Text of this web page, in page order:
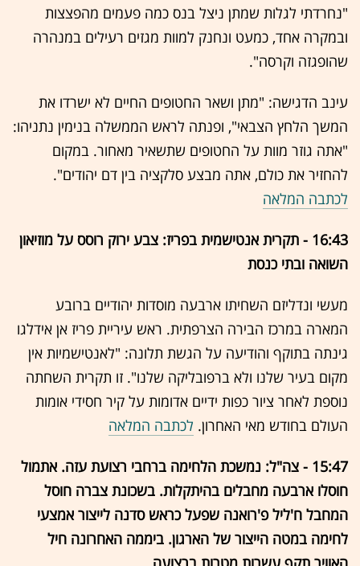
"נחרדתי לגלות שמתן ניצל בנס כמה פעמים מהפצצות
ובמקרה אחד, כמעט ונחנק למוות מגזים רעילים במנהרה
שהופגזה וקרסה".
עינב הדגישה: "מתן ושאר החטופים החיים לא ישרדו את
המשך הלחץ הצבאי", ופנתה לראש הממשלה בנימין נתניהו:
"אתה גוזר מוות על החטופים שתשאיר מאחור. במקום
להחזיר את כולם, אתה מבצע סלקציה בין דם יהודים".
לכתבה המלאה
16:43 - תקרית אנטישמית בפריז: צבע ירוק רוסס על מוזיאון
השואה ובתי כנסת
מעשי ונדליזם השחיתו ארבעה מוסדות יהודיים ברובע
המארה במרכז הבירה הצרפתית. ראש עיריית פריז אן אידלגו
גינתה בתוקף והודיעה על הגשת תלונה: "לאנטישמיות אין
מקום בעיר שלנו ולא ברפובליקה שלנו". זו תקרית השחתה
נוספת לאחר ציור כפות ידיים אדומות על קיר חסידי אומות
העולם בחודש מאי האחרון. לכתבה המלאה
15:47 - צה"ל: נמשכת הלחימה ברחבי רצועת עזה. אתמול
חוסלו ארבעה מחבלים בהיתקלות. בשכונת צברה חוסל
המחבל ח'ליל פ'רואנה שפעל כראש סדנה לייצור אמצעי
לחימה במטה הייצור של הארגון. ביממה האחרונה חיל